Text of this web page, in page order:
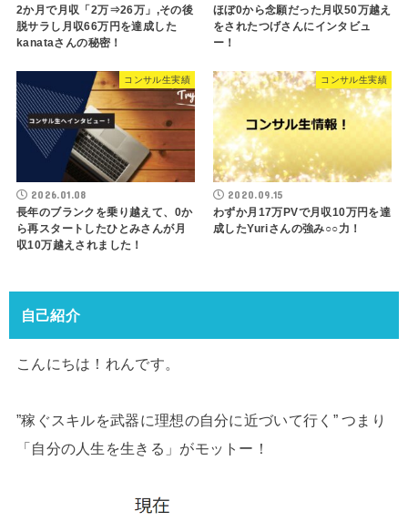
2か月で月収「2万⇒26万」,その後
脱サラし月収66万円を達成した
kanataさんの秘密！
ほぼ0から念願だった月収50万越え
をされたつげさんにインタビュ
ー！
コンサル生実績
2026.01.08
長年のブランクを乗り越えて、0か
ら再スタートしたひとみさんが月
収10万越えされました！
コンサル生実績
2020.09.15
わずか月17万PVで月収10万円を達
成したYuriさんの強み○○力！
自己紹介
こんにちは！れんです。
”稼ぐスキルを武器に理想の自分に近づいて行く” つまり
「自分の人生を生きる」がモットー！